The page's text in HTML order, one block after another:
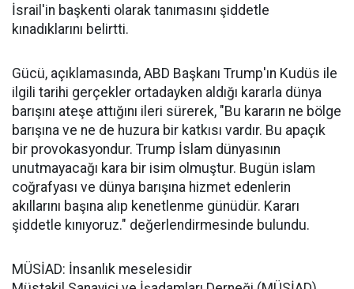
İsrail'in başkenti olarak tanımasını şiddetle
kınadıklarını belirtti.
Gücü, açıklamasında, ABD Başkanı Trump'ın Kudüs ile
ilgili tarihi gerçekler ortadayken aldığı kararla dünya
barışını ateşe attığını ileri sürerek, "Bu kararın ne bölge
barışına ve ne de huzura bir katkısı vardır. Bu apaçık
bir provokasyondur. Trump İslam dünyasının
unutmayacağı kara bir isim olmuştur. Bugün islam
coğrafyası ve dünya barışına hizmet edenlerin
akıllarını başına alıp kenetlenme günüdür. Kararı
şiddetle kınıyoruz." değerlendirmesinde bulundu.
MÜSİAD: İnsanlık meselesidir